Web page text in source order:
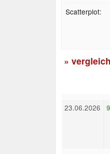
Scatterplot:
»
23.06.2026